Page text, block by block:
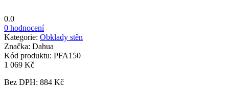
0.0
0 hodnocení
Kategorie: Obklady stěn
Značka: Dahua
Kód produktu: PFA150
1 069 Kč
Bez DPH: 884 Kč